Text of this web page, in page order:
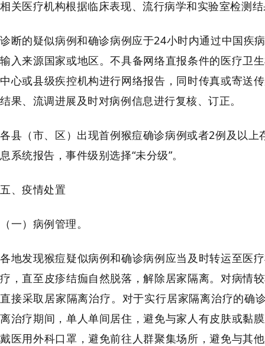
相关医疗机构根据临床表现、流行病学和实验室检测
诊断的疑似病例和确诊病例应于24小时内通过中国疾
输入来源国家或地区。不具备网络直报条件的医疗卫
中心或县级疾控机构进行网络报告，同时传真或寄送
结果、流调进展及时对病例信息进行复核、订正。
各县（市、区）出现首例猴痘确诊病例或者2例及以
息系统报告，事件级别选择“未分级”。
五、疫情处置
（一）病例管理。
各地发现猴痘疑似病例和确诊病例应当及时转运至医
疗，直至皮疹结痂自然脱落，解除居家隔离。对病情
直接采取居家隔离治疗。对于实行居家隔离治疗的确
离治疗期间，单人单间居住，避免与家人有皮肤或黏
戴医用外科口罩，避免前往人群聚集场所，避免与其